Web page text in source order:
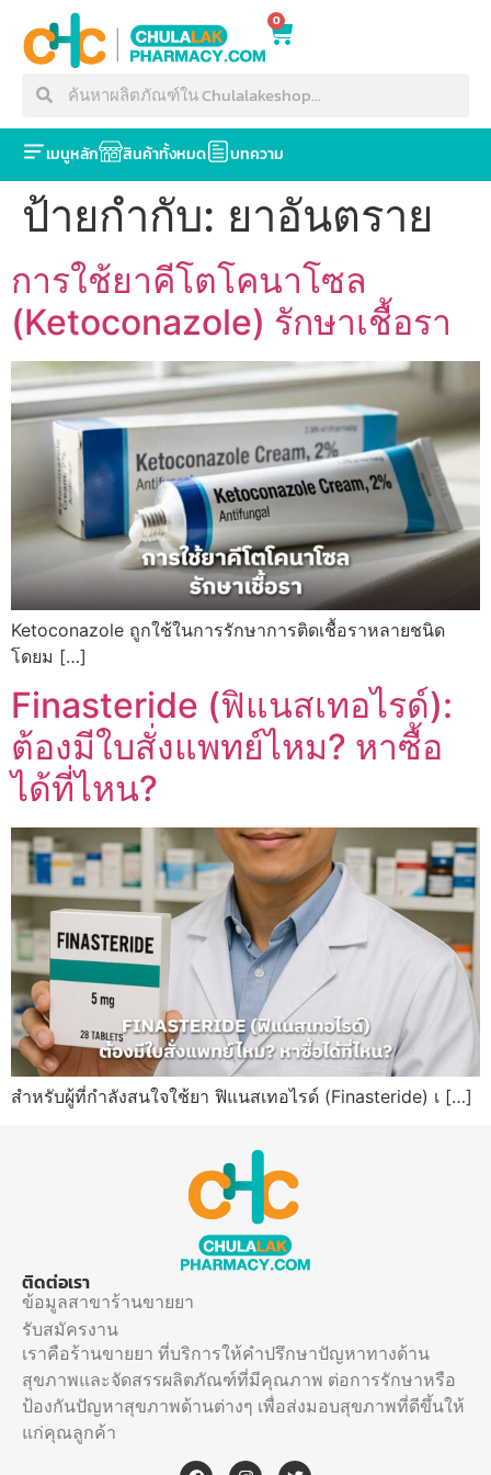
0
เมนูหลัก สินค้าทั้งหมด บทความ
ป้ายกำกับ: ยาอันตราย
การใช้ยาคีโตโคนาโซล
(Ketoconazole) รักษาเชื้อรา
Ketoconazole ถูกใช้ในการรักษาการติดเชื้อราหลายชนิด
โดยม […]
Finasteride (ฟิแนสเทอไรด์):
ต้องมีใบสั่งแพทย์ไหม? หาซื้อ
ได้ที่ไหน?
สำหรับผู้ที่กำลังสนใจใช้ยา ฟิแนสเทอไรด์ (Finasteride) เ […]
ติดต่อเรา
ข้อมูลสาขาร้านขายยา
รับสมัครงาน
เราคือร้านขายยา ที่บริการให้คำปรึกษาปัญหาทางด้าน
สุขภาพและจัดสรรผลิตภัณฑ์ที่มีคุณภาพ ต่อการรักษาหรือ
ป้องกันปัญหาสุขภาพด้านต่างๆ เพื่อส่งมอบสุขภาพที่ดีขึ้นให้
แก่คุณลูกค้า